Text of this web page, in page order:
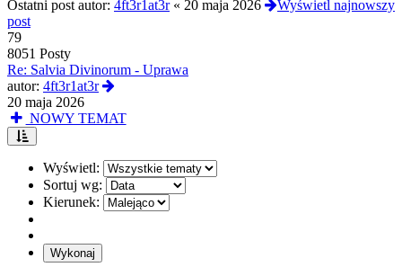
Ostatni post autor: 4ft3r1at3r« 20 maja 2026
Wyświetl najnowszy
post
79
8051 Posty
Re: Salvia Divinorum - Uprawa
autor: 4ft3r1at3r
post
20 maja 2026
NOWY TEMAT
Wyświetl:
Sortuj wg:
Kierunek: